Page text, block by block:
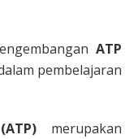
ATP
pembelajaran
(ATP)merupakan